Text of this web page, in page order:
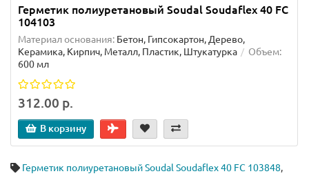
Герметик полиуретановый Soudal Soudaflex 40 FC
104103
Материал основания: Бетон, Гипсокартон, Дерево,
Керамика, Кирпич, Металл, Пластик, Штукатурка
Объем:
600 мл
312.00 р.
В корзину
Герметик полиуретановый Soudal Soudaflex 40 FC 103848,